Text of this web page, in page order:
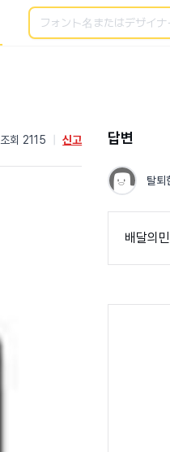
検索
조회 2115 신고 답변
탈퇴
배달의